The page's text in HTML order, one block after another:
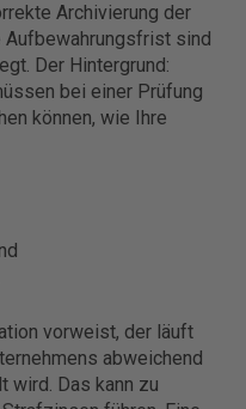
Archivierung der
sind
Der Hintergrund:
bei einer Prüfung
können, wie Ihre
vorweist, der läuft
abweichend
wird. Das kann zu